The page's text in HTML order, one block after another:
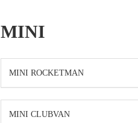
MINI
MINI ROCKETMAN
MINI CLUBVAN